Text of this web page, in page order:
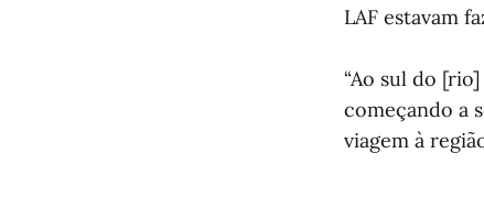
LAF estavam
“Ao sul do
começando a
viagem à